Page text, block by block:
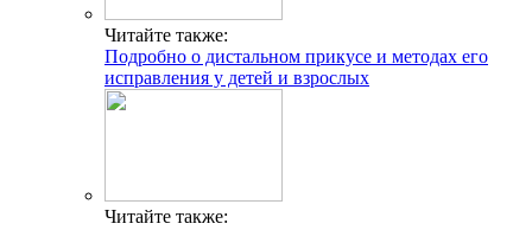
Читайте также:
Подробно о дистальном прикусе и методах его
исправления у детей и взрослых
Читайте также: